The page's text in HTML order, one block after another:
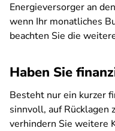
Energieversorger an
wenn Ihr monatliches
beachten Sie die
Haben Sie
Besteht nur ein kurzer
sinnvoll, auf Rücklagen
verhindern Sie weitere